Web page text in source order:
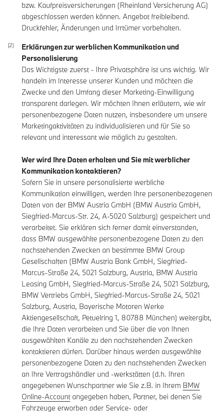
bzw. Kaufpreisversicherungen (Rheinland Versicherung AG)
abgeschlossen werden können. Angebot freibleibend.
Druckfehler, Änderungen und Irrtümer vorbehalten.
Erklärungen zur werblichen Kommunikation und
Personalisierung
Das Wichtigste zuerst - Ihre Privatsphäre ist uns wichtig. Wir
handeln im Interesse unserer Kunden und möchten die
Zwecke und den Umfang dieser Marketing-Einwilligung
transparent darlegen. Wir möchten Ihnen erläutern, wie wir
personenbezogene Daten nutzen, insbesondere um unsere
Marketingaktivitäten zu individualisieren und für Sie so
relevant und interessant wie möglich zu gestalten.
Wer wird Ihre Daten erhalten und Sie mit werblicher
Kommunikation kontaktieren?
Sofern Sie in unsere personalisierte werbliche
Kommunikation einwilligen, werden Ihre personenbezogenen
Daten von der BMW Austria GmbH (BMW Austria GmbH,
Siegfried-Marcus-Str. 24, A-5020 Salzburg) gespeichert und
verarbeitet. Sie erklären sich ferner damit einverstanden,
dass BMW ausgewählte personenbezogene Daten zu den
nachstehenden Zwecken an bestimmte BMW Group
Gesellschaften (BMW Austria Bank GmbH, Siegfried-
Marcus-Straße 24, 5021 Salzburg, Austria, BMW Austria
Leasing GmbH, Siegfried-Marcus-Straße 24, 5021 Salzburg,
BMW Vertriebs GmbH, Siegfried-Marcus-Straße 24, 5021
Salzburg, Austria, Bayerische Motoren Werke
Aktiengesellschaft, Petuelring 1, 80788 München) weitergibt,
die Ihre Daten verarbeiten und Sie über die von Ihnen
ausgewählten Kanäle zu den nachstehenden Zwecken
kontaktieren dürfen. Darüber hinaus werden ausgewählte
personenbezogene Daten zu den nachstehenden Zwecken
an Ihre Vertragshändler und -werkstätten (d.h. Ihren
angegebenen Wunschpartner wie Sie z.B. in Ihrem BMW
Online-Accountangegeben haben, Partner, bei denen Sie
Fahrzeuge erworben oder Service- oder